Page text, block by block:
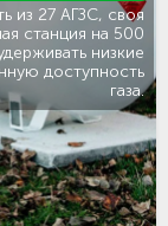
из 27 АГЗС, своя
станция на 500
низкие
доступность
газа.